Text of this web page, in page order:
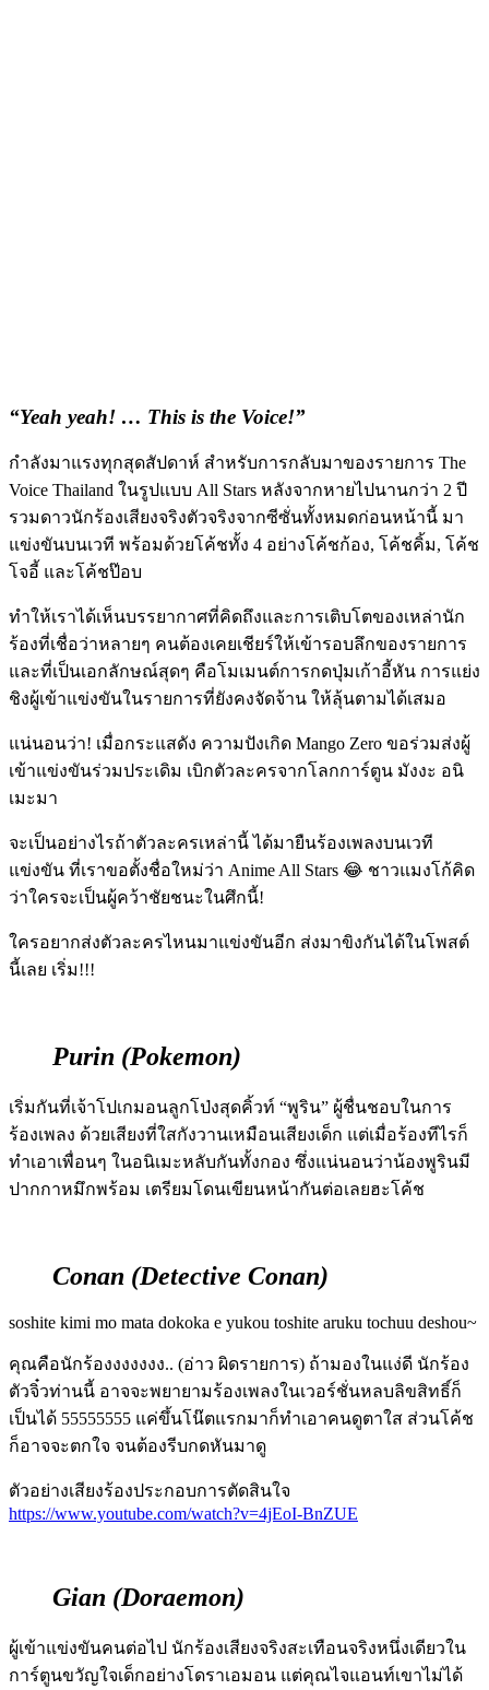
“Yeah yeah! … This is the Voice!”
กำลังมาแรงทุกสุดสัปดาห์ สำหรับการกลับมาของรายการ The
Voice Thailand ในรูปแบบ All Stars หลังจากหายไปนานกว่า 2 ปี
รวมดาวนักร้องเสียงจริงตัวจริงจากซีซั่นทั้งหมดก่อนหน้านี้ มา
แข่งขันบนเวที พร้อมด้วยโค้ชทั้ง 4 อย่างโค้ชก้อง, โค้ชคิ้ม, โค้ช
โจอี้ และโค้ชป๊อบ
ทำให้เราได้เห็นบรรยากาศที่คิดถึงและการเติบโตของเหล่านัก
ร้องที่เชื่อว่าหลายๆ คนต้องเคยเชียร์ให้เข้ารอบลึกของรายการ
และที่เป็นเอกลักษณ์สุดๆ คือโมเมนต์การกดปุ่มเก้าอี้หัน การแย่ง
ชิงผู้เข้าแข่งขันในรายการที่ยังคงจัดจ้าน ให้ลุ้นตามได้เสมอ
แน่นอนว่า! เมื่อกระแสดัง ความปังเกิด Mango Zero ขอร่วมส่งผู้
เข้าแข่งขันร่วมประเดิม เบิกตัวละครจากโลกการ์ตูน มังงะ อนิ
เมะมา
จะเป็นอย่างไรถ้าตัวละครเหล่านี้ ได้มายืนร้องเพลงบนเวที
แข่งขัน ที่เราขอตั้งชื่อใหม่ว่า Anime All Stars 😂 ชาวแมงโก้คิด
ว่าใครจะเป็นผู้คว้าชัยชนะในศึกนี้!
ใครอยากส่งตัวละครไหนมาแข่งขันอีก ส่งมาขิงกันได้ในโพสต์
นี้เลย เริ่ม!!!
Purin (Pokemon)
เริ่มกันที่เจ้าโปเกมอนลูกโป่งสุดคิ้วท์ “พูริน” ผู้ชื่นชอบในการ
ร้องเพลง ด้วยเสียงที่ใสกังวานเหมือนเสียงเด็ก แต่เมื่อร้องทีไรก็
ทำเอาเพื่อนๆ ในอนิเมะหลับกันทั้งกอง ซึ่งแน่นอนว่าน้องพูรินมี
ปากกาหมึกพร้อม เตรียมโดนเขียนหน้ากันต่อเลยฮะโค้ช
Conan (Detective Conan)
soshite kimi mo mata dokoka e yukou toshite aruku tochuu deshou~
คุณคือนักร้องงงงงงง.. (อ่าว ผิดรายการ) ถ้ามองในแง่ดี นักร้อง
ตัวจิ๋วท่านนี้ อาจจะพยายามร้องเพลงในเวอร์ชั่นหลบลิขสิทธิ์ก็
เป็นได้ 55555555 แค่ขึ้นโน๊ตแรกมาก็ทำเอาคนดูตาใส ส่วนโค้ช
ก็อาจจะตกใจ จนต้องรีบกดหันมาดู
ตัวอย่างเสียงร้องประกอบการตัดสินใจ
https://www.youtube.com/watch?v=4jEoI-BnZUE
Gian (Doraemon)
ผู้เข้าแข่งขันคนต่อไป นักร้องเสียงจริงสะเทือนจริงหนึ่งเดียวใน
การ์ตูนขวัญใจเด็กอย่างโดราเอมอน แต่คุณไจแอนท์เขาไม่ได้